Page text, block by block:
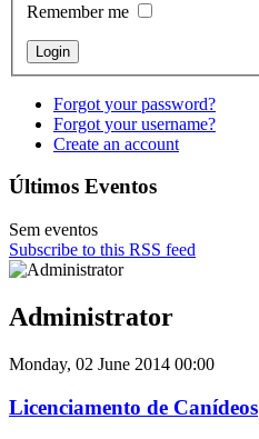
Remember me
Forgot your password?
Forgot your username?
Create an account
Últimos Eventos
Sem eventos
Subscribe to this RSS feed
Administrator
Monday, 02 June 2014 00:00
Licenciamento de Canídeos